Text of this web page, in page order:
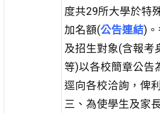
度共29所大學於特
加名額(公告連結)
及招生對象(含報考
等)以各校簡章公告
逕向各校洽詢，俾
三、為使學生及家